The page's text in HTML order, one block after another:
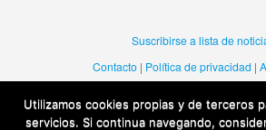
Suscribirse a lista de
Contacto | Política de privacidad |
Una web de la Dirección General de Política
Utilizamos cookies propias y de terceros
servicios. Si continua navegando,